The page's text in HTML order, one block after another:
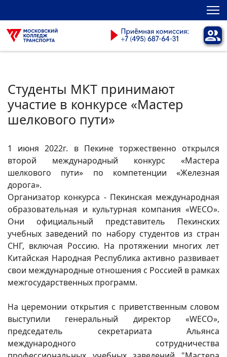
Студенты МКТ принимают
участие в конкурсе «Мастер
шелкового пути»
1 июня 2022г. в Пекине торжественно открылся
второй международный конкурс «Мастера
шелкового пути» по компетенции «Железная
дорога».
Организатор конкурса - Пекинская международная
образовательная и культурная компания «WECO».
Они официальный представитель Пекинских
учебных заведений по набору студентов из стран
СНГ, включая Россию. На протяжении многих лет
Китайская Народная Республика активно развивает
свои международные отношения с Россией в рамках
межгосударственных программ.
На церемонии открытия с приветственным словом
выступили генеральный директор «WECO»,
председатель секретариата Альянса
международного сотрудничества